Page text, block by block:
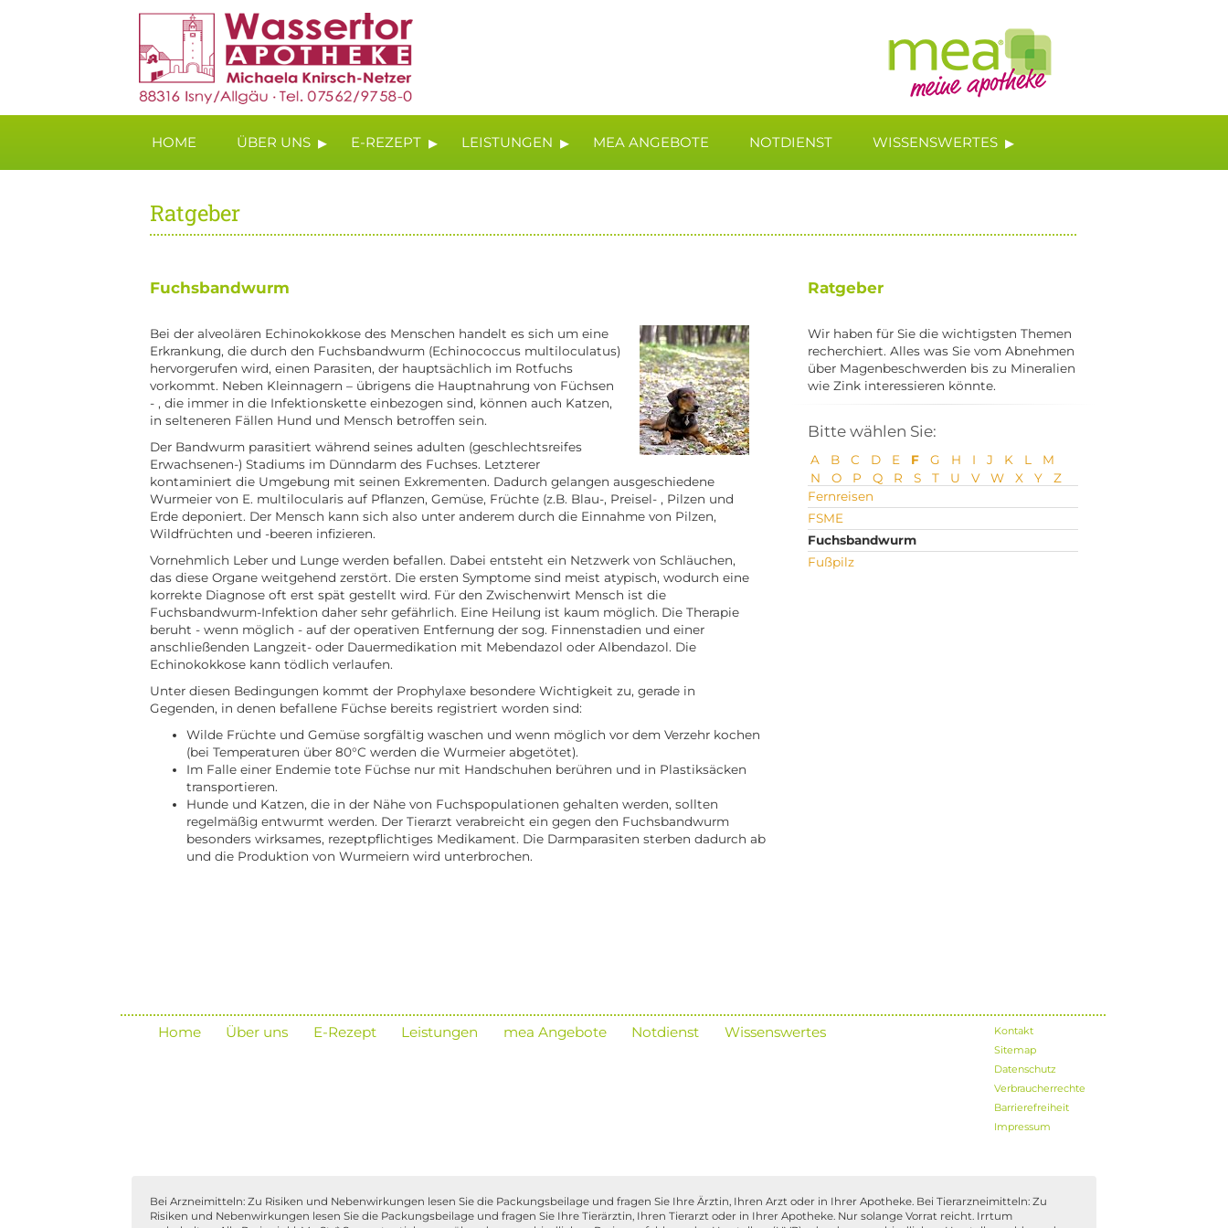
HOME ÜBER UNS ▸ E-REZEPT ▸ LEISTUNGEN ▸ MEA ANGEBOTE NOTDIENST WISSENSWERTES ▸
Ratgeber
Ratgeber
Wir haben für Sie die wichtigsten Themen
recherchiert. Alles was Sie vom Abnehmen
über Magenbeschwerden bis zu Mineralien
wie Zink interessieren könnte.
Bitte wählen Sie:
A B C D E F G H I J K L
M
N
O P Q R S T U V W X Y
Z
Fernreisen
FSME
Fuchsbandwurm
Fußpilz
Fuchsbandwurm
Bei der alveolären Echinokokkose des Menschen handelt es sich um eine
Erkrankung, die durch den Fuchsbandwurm (Echinococcus multiloculatus)
hervorgerufen wird, einen Parasiten, der hauptsächlich im Rotfuchs
vorkommt. Neben Kleinnagern – übrigens die Hauptnahrung von Füchsen
- , die immer in die Infektionskette einbezogen sind, können auch Katzen,
in selteneren Fällen Hund und Mensch betroffen sein.
Der Bandwurm parasitiert während seines adulten (geschlechtsreifes
Erwachsenen-) Stadiums im Dünndarm des Fuchses. Letzterer
kontaminiert die Umgebung mit seinen Exkrementen. Dadurch gelangen ausgeschiedene
Wurmeier von E. multilocularis auf Pflanzen, Gemüse, Früchte (z.B. Blau-, Preisel- , Pilzen und
Erde deponiert. Der Mensch kann sich also unter anderem durch die Einnahme von Pilzen,
Wildfrüchten und -beeren infizieren.
Vornehmlich Leber und Lunge werden befallen. Dabei entsteht ein Netzwerk von Schläuchen,
das diese Organe weitgehend zerstört. Die ersten Symptome sind meist atypisch, wodurch eine
korrekte Diagnose oft erst spät gestellt wird. Für den Zwischenwirt Mensch ist die
Fuchsbandwurm-Infektion daher sehr gefährlich. Eine Heilung ist kaum möglich. Die Therapie
beruht - wenn möglich - auf der operativen Entfernung der sog. Finnenstadien und einer
anschließenden Langzeit- oder Dauermedikation mit Mebendazol oder Albendazol. Die
Echinokokkose kann tödlich verlaufen.
Unter diesen Bedingungen kommt der Prophylaxe besondere Wichtigkeit zu, gerade in
Gegenden, in denen befallene Füchse bereits registriert worden sind:
Wilde Früchte und Gemüse sorgfältig waschen und wenn möglich vor dem Verzehr kochen
(bei Temperaturen über 80°C werden die Wurmeier abgetötet).
Im Falle einer Endemie tote Füchse nur mit Handschuhen berühren und in Plastiksäcken
transportieren.
Hunde und Katzen, die in der Nähe von Fuchspopulationen gehalten werden, sollten
regelmäßig entwurmt werden. Der Tierarzt verabreicht ein gegen den Fuchsbandwurm
besonders wirksames, rezeptpflichtiges Medikament. Die Darmparasiten sterben dadurch ab
und die Produktion von Wurmeiern wird unterbrochen.
Home Über uns E-Rezept Leistungen mea Angebote Notdienst Wissenswertes
Kontakt
Sitemap
Datenschutz
Verbraucherrechte
Barrierefreiheit
Impressum
Bei Arzneimitteln: Zu Risiken und Nebenwirkungen lesen Sie die Packungsbeilage und fragen Sie Ihre Ärztin, Ihren Arzt oder in Ihrer Apotheke. Bei Tierarzneimitteln: Zu
Risiken und Nebenwirkungen lesen Sie die Packungsbeilage und fragen Sie Ihre Tierärztin, Ihren Tierarzt oder in Ihrer Apotheke. Nur solange Vorrat reicht. Irrtum